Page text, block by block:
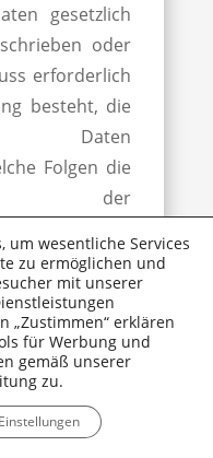
gesetzlich
oder
erforderlich
besteht, die
Daten
Folgen die
der
zu einem
sein, dass
Daten zur
in der Folge
müssen.
uns
Daten
um wesentliche Services
zu ermöglichen und
mit unserer
„Zustimmen“ erklären
für Werbung und
gemäß unserer
zu.
Einstellungen